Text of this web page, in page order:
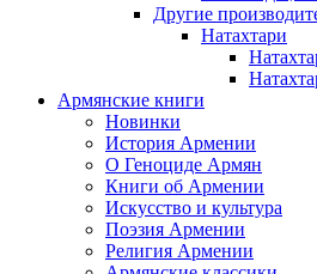
Другие
Натахтари
Армянские книги
Новинки
История Армении
О Геноциде Армян
Книги об Армении
Иcкусство и культура
Поэзия Армении
Религия Армении